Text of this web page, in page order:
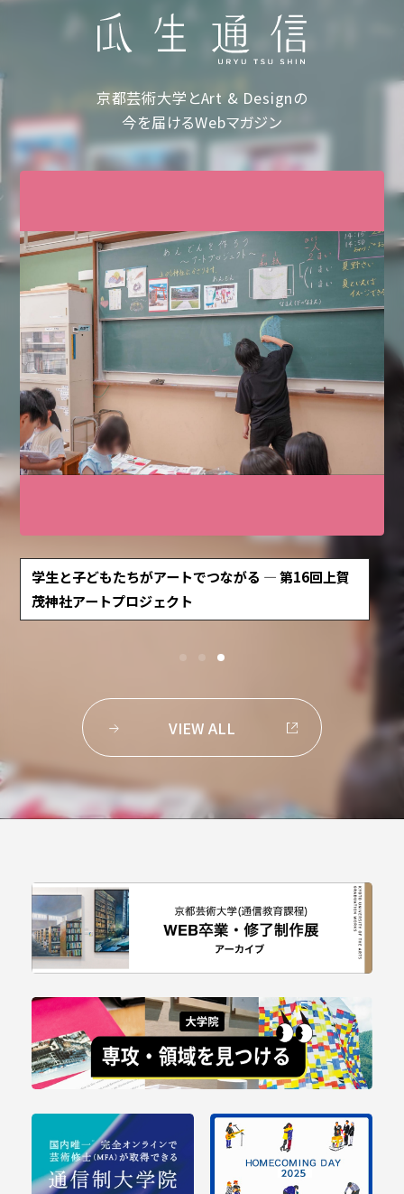
京都芸術大学とArt & Designの
今を届けるWebマガジン
副専攻って実際どう？ 履修した3人に聞いてみた
VIEW ALL